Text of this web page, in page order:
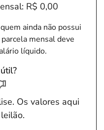
R$ 0,00
ainda não possui
mensal deve
líquido.
Os valores aqui